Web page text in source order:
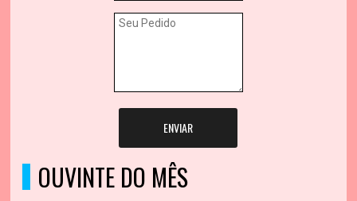
ENVIAR
OUVINTE DO MÊS